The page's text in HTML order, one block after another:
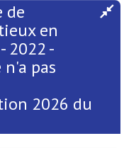
de
en
2022 -
pas
2026 du